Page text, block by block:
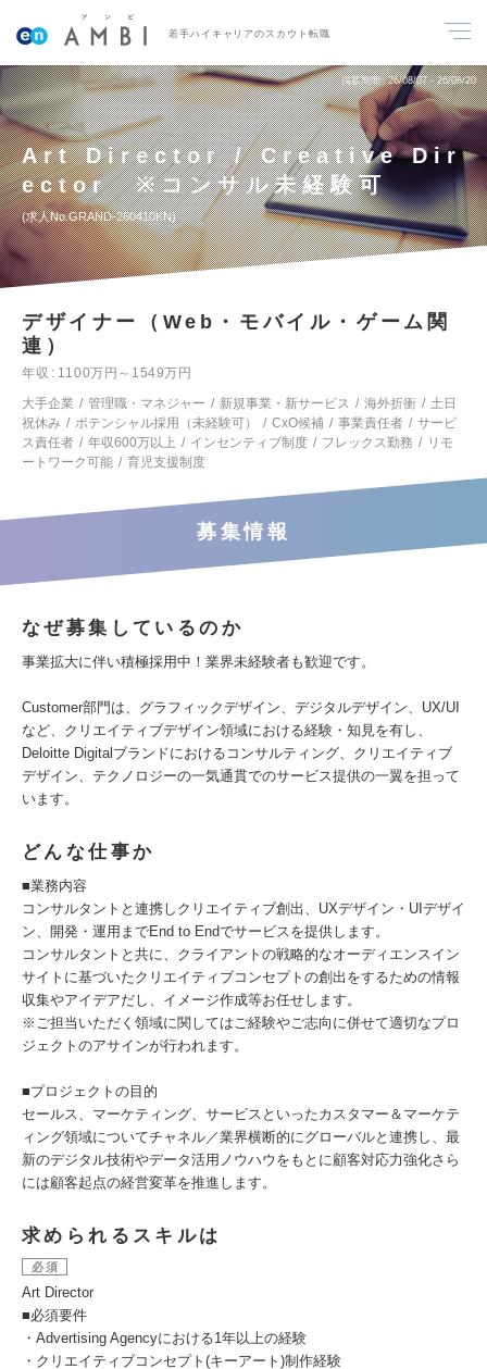
若手ハイキャリアのスカウト転職
掲載期間 26/08/07～26/08/20
Art Director / Creative Dir
ector ※コンサル未経験可
求人No.GRAND-260410KN
デザイナー（Web・モバイル・ゲーム関
連）
年収
1100万円～1549万円
大手企業
管理職・マネジャー 新規事業・新サービス 海外折衝
土日
祝休み
ポテンシャル採用（未経験可） CxO候補 事業責任者
サービ
ス責任者
年収600万以上 インセンティブ制度 フレックス勤務
リモ
ートワーク可能
育児支援制度
募集情報
なぜ募集しているのか
事業拡大に伴い積極採用中！業界未経験者も歓迎です。
Customer部門は、グラフィックデザイン、デジタルデザイン、UX/UI
など、クリエイティブデザイン領域における経験・知見を有し、
Deloitte Digitalブランドにおけるコンサルティング、クリエイティブ
デザイン、テクノロジーの一気通貫でのサービス提供の一翼を担って
います。
どんな仕事か
■業務内容
コンサルタントと連携しクリエイティブ創出、UXデザイン・UIデザイ
ン、開発・運用までEnd to Endでサービスを提供します。
コンサルタントと共に、クライアントの戦略的なオーディエンスイン
サイトに基づいたクリエイティブコンセプトの創出をするための情報
収集やアイデアだし、イメージ作成等お任せします。
※ご担当いただく領域に関してはご経験やご志向に併せて適切なプロ
ジェクトのアサインが行われます。
■プロジェクトの目的
セールス、マーケティング、サービスといったカスタマー＆マーケテ
ィング領域についてチャネル／業界横断的にグローバルと連携し、最
新のデジタル技術やデータ活用ノウハウをもとに顧客対応力強化さら
には顧客起点の経営変革を推進します。
求められるスキルは
必須
Art Director
■必須要件
・Advertising Agencyにおける1年以上の経験
・クリエイティブコンセプト(キーアート)制作経験